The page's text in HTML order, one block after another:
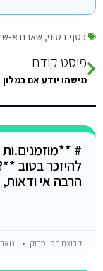
כסף בסיני, שארם א-
פוסט קודם
# **מוזמנים.ות
להיזכר בטוב
הרבה אי
קבוצת הפייסבוק ינואר 3, 2024